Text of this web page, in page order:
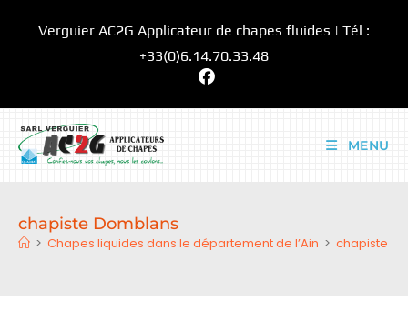
Verguier AC2G Applicateur de chapes fluides | Tél :
+33(0)6.14.70.33.48
MENU
chapiste Domblans
> Chapes liquides dans le département de l’Ain > chapiste